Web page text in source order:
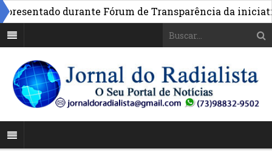
durante Fórum de Transparência da iniciativa